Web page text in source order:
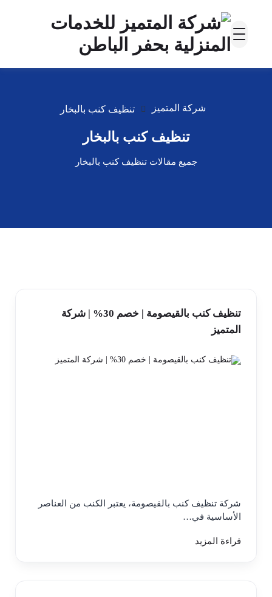
شركة المتميز تنظيف كنب بالبخار
تنظيف كنب بالبخار
جميع مقالات تنظيف كنب بالبخار
تنظيف كنب بالقيصومة | خصم 30% | شركة
المتميز
شركة تنظيف كنب بالقيصومة، يعتبر الكنب من العناصر
الأساسية في…
قراءة المزيد